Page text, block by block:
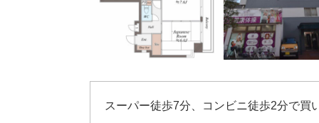
スーパー徒歩7分、コンビニ徒歩2分で買